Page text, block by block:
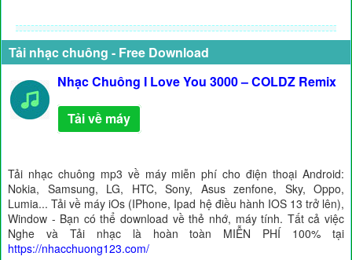
Tải nhạc chuông - Free Download
Nhạc Chuông I Love You 3000 – COLDZ Remix
Tải về máy
Tải nhạc chuông mp3 về máy miễn phí cho điện thoại Android:
Nokia, Samsung, LG, HTC, Sony, Asus zenfone, Sky, Oppo,
Lumia... Tải về máy iOs (IPhone, Ipad hệ điều hành IOS 13 trở lên),
Window - Bạn có thể download về thẻ nhớ, máy tính. Tất cả việc
Nghe và Tải nhạc là hoàn toàn MIỄN PHÍ 100% tại
https://nhacchuong123.com/